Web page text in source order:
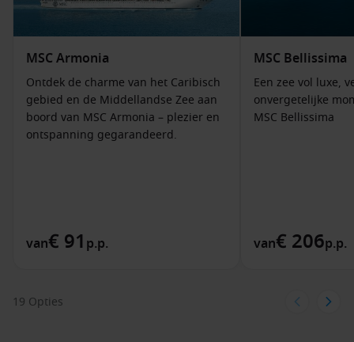
interactieve tv, minibar, ruime opbergruimte en
Waar vaart de MSC Seascape naartoe?
DeMSC Seascapeverkent enkele van de mooiste
bestemmingen in de wereld. Van het tropische ritme van de
Caribbean tot het bruisende leven in
Vertrek vanuitMiami
– de perfecte combinatie van stad,
Marine Reserve, waar duurzaamheid en luxe hand in hand
gaan.
MSC Armonia
Ontdek de charme van het Caribisch
gebied en de Middellandse Zee aan
boord van MSC Armonia – plezier en
ontspanning gegarandeerd.
van€ 91 p.p.
MSC Bellissima
Een zee vol luxe,
onvergetelijke
MSC Bellissima
van€ 206p.p.
19 Opties